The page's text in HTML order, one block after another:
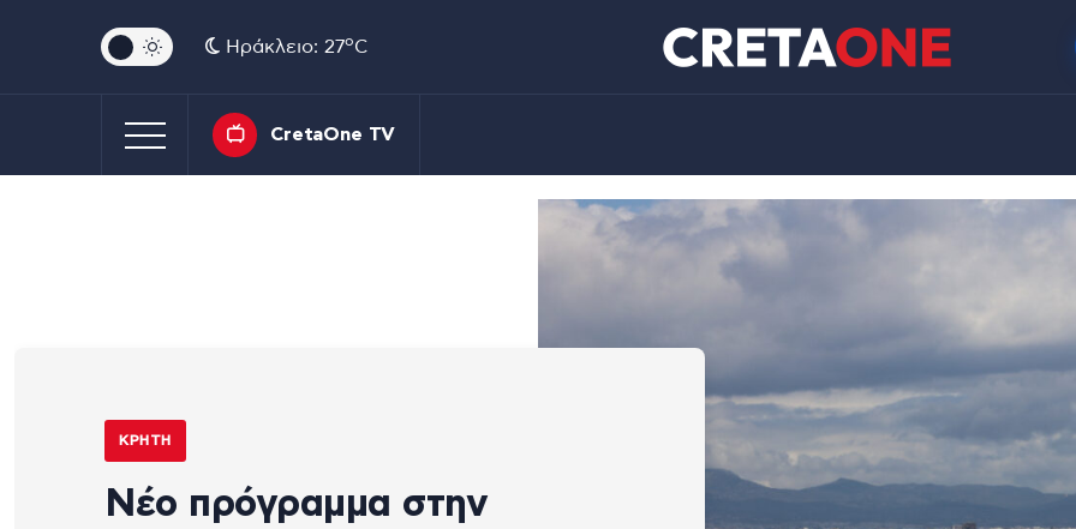
Ηράκλειο: 27oC
CretaOne TV
ΚΡΉΤΗ
Νέο πρόγραμμα στην